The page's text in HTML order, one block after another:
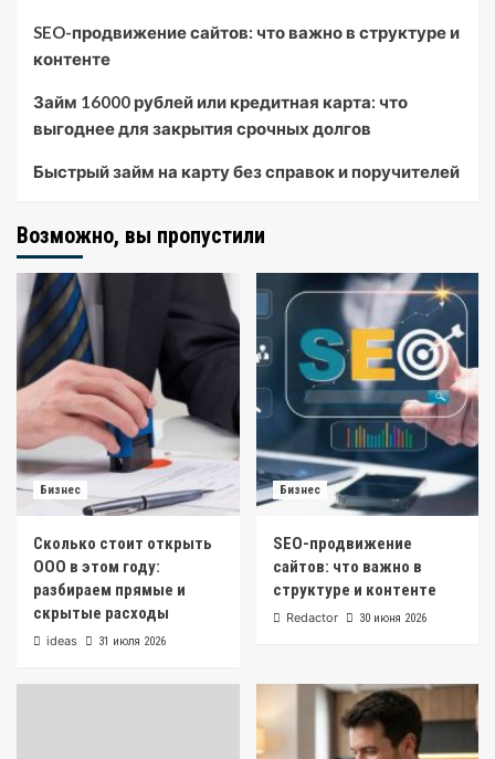
SEO-продвижение сайтов: что важно в структуре и
контенте
Займ 16000 рублей или кредитная карта: что
выгоднее для закрытия срочных долгов
Быстрый займ на карту без справок и поручителей
Возможно, вы пропустили
Бизнес
Сколько стоит открыть
ООО в этом году:
разбираем прямые и
скрытые расходы
ideas 31 июля 2026
Бизнес
SEO-продвижение
сайтов: что важно в
структуре и контенте
Redactor 30 июня 2026